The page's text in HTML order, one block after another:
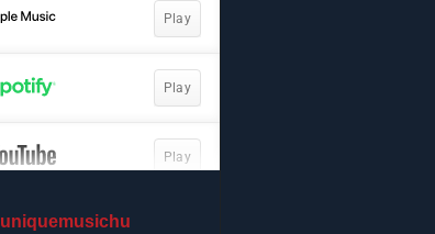
uniquemusichu